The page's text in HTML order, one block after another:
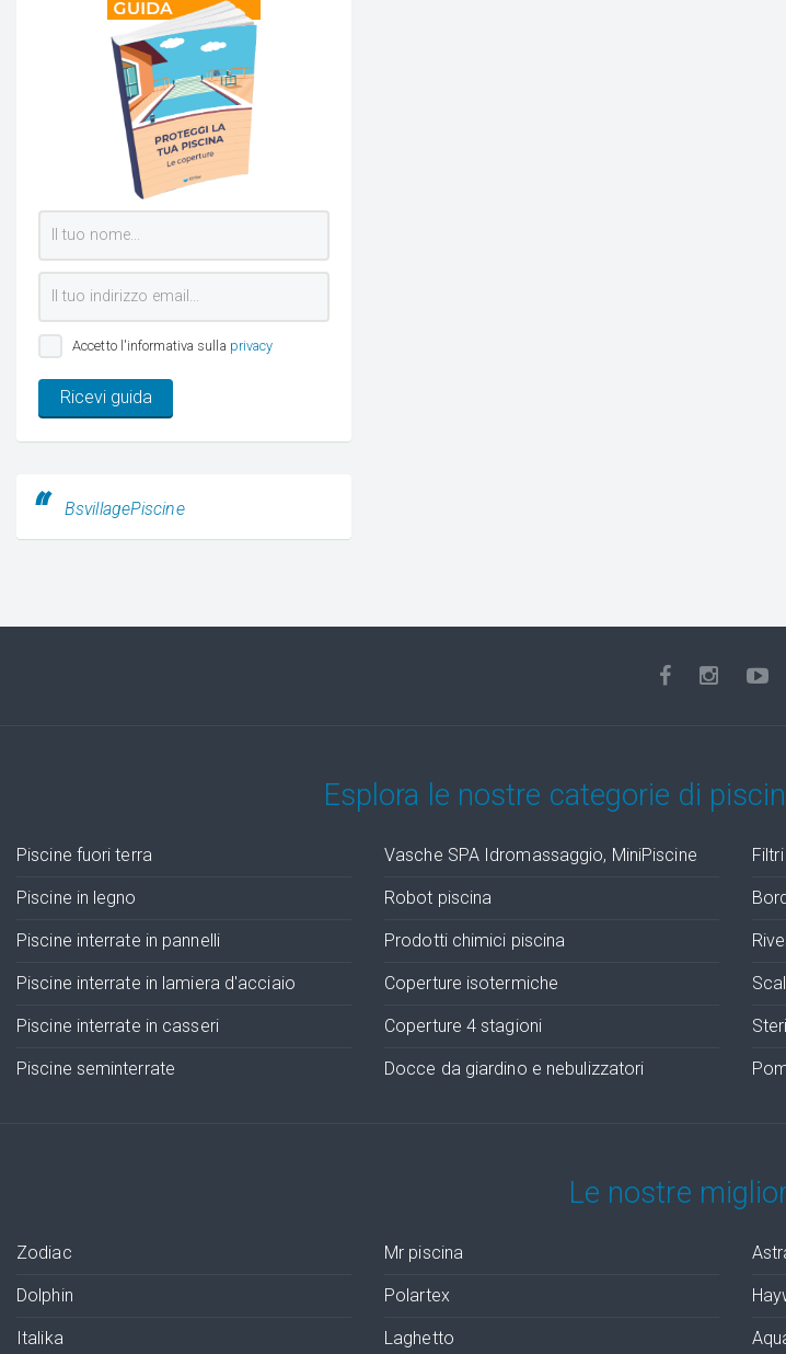
Accetto l'informativa sulla privacy
Ricevi guida
BsvillagePiscine
Esplora le nostre categorie di
Piscine fuori terra
Piscine in legno
Piscine interrate in pannelli
Piscine interrate in lamiera d'acciaio
Piscine interrate in casseri
Piscine seminterrate
Vasche SPA Idromassaggio, MiniPiscine
Robot piscina
Prodotti chimici piscina
Coperture isotermiche
Coperture 4 stagioni
Docce da giardino e nebulizzatori
Le nostre
Zodiac
Dolphin
Italika
Mr piscina
Polartex
Laghetto